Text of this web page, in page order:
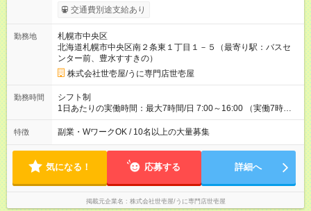
給 【試用期間】試用期間あり 試用期間の長さ：3ヶ月 雇用形
態、給与は本採用時と同じです。
交通費別途支給あり
勤務地
札幌市中央区
北海道札幌市中央区南２条東１丁目１－５（最寄り駅：バスセ
ンター前、豊水すすきの）
株式会社世壱屋/うに専門店世壱屋
勤務時間
シフト制
1日あたりの実働時間：最大7時間/日 7:00～16:00 （実働7時間,
休憩1時間)
特徴 副業・WワークOK / 10名以上の大量募集
気になる！ 応募する 詳細へ
掲載元企業名 株式会社世壱屋/うに専門店世壱屋